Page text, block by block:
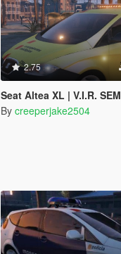
2.75
Seat Altea XL | V.I.R. SEM | ELS [BETA]
By creeperjake2504